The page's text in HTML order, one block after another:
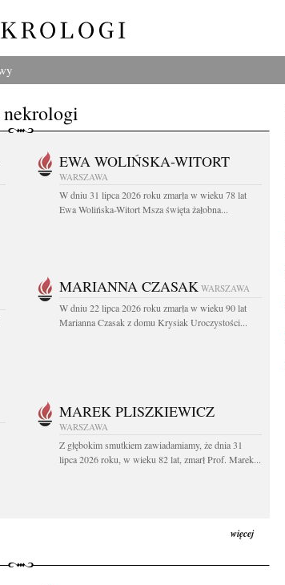
EWA WOLIŃSKA-WITORT
WARSZAWA
W dniu 31 lipca 2026 roku zmarła w wieku 78 lat
Ewa Wolińska-Witort Msza święta żałobna...
MARIANNA CZASAK WARSZAWA
W dniu 22 lipca 2026 roku zmarła w wieku 90 lat
Marianna Czasak z domu Krysiak Uroczystości...
MAREK PLISZKIEWICZ
WARSZAWA
Z głębokim smutkiem zawiadamiamy, że dnia 31
lipca 2026 roku, w wieku 82 lat, zmarł Prof. Marek...
więcej